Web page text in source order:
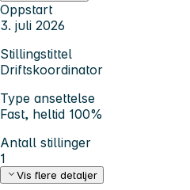
Oppstart
3. juli 2026
Stillingstittel
Driftskoordinator
Type ansettelse
Fast, heltid 100%
Antall stillinger
1
Vis flere detaljer